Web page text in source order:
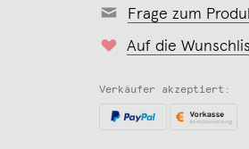
Frage zum
Auf die
Verkäufer akzeptiert: